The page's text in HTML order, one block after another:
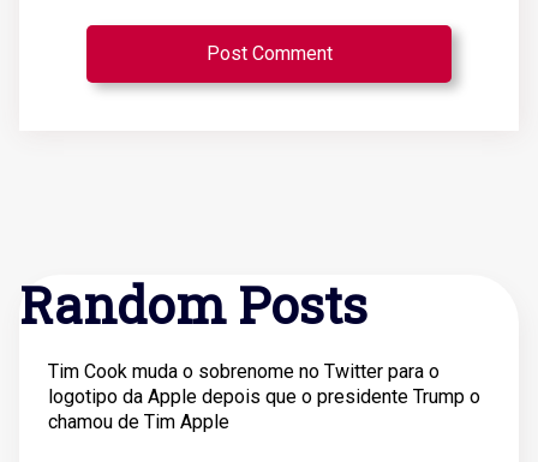
Random Posts
Tim Cook muda o sobrenome no Twitter para o
logotipo da Apple depois que o presidente Trump o
chamou de Tim Apple